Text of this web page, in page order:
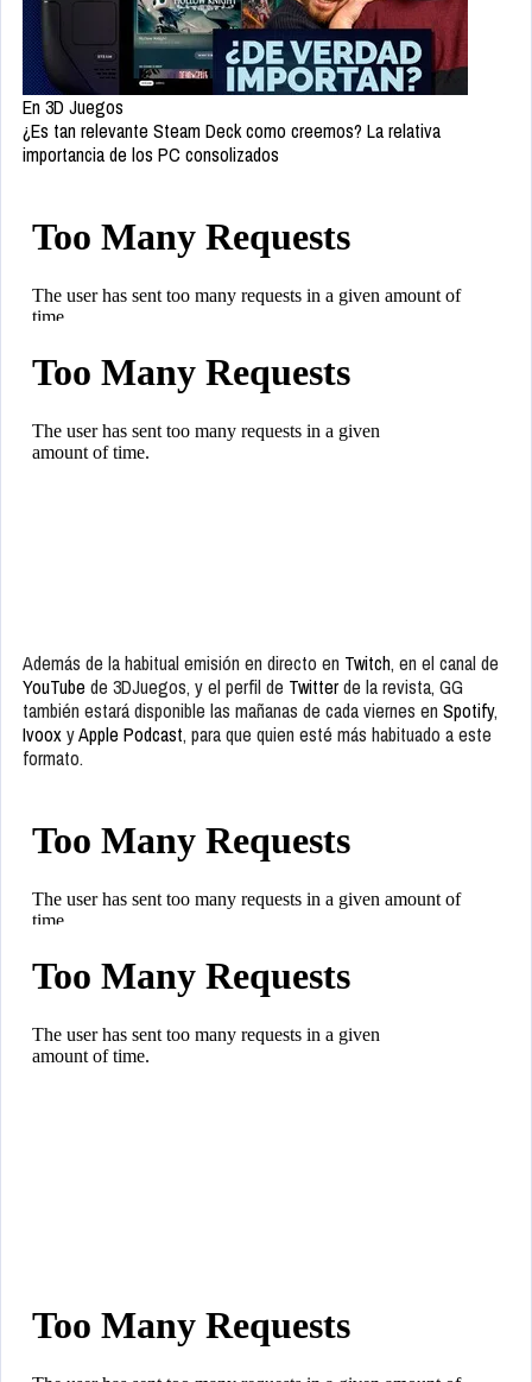
En 3D Juegos
¿Es tan relevante Steam Deck como creemos? La relativa
importancia de los PC consolizados
Además de la habitual emisión en directo en Twitch, en el canal de
YouTube de 3DJuegos, y el perfil de Twitterde la revista, GG
también estará disponible las mañanas de cada viernes en Spotify,
IvooxyApple Podcast, para que quien esté más habituado a este
formato.